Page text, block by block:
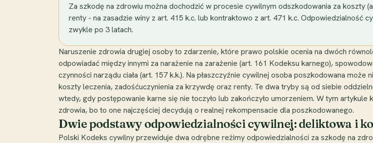
Za szkodę na zdrowiu można dochodzić w procesie cywilnym odszkodowania za koszty
renty - na zasadzie winy z art. 415 k.c. lub kontraktowo z art. 471 k.c. Odpowiedzialność
zwykle po 3 latach.
Naruszenie zdrowia drugiej osoby to zdarzenie, które prawo polskie ocenia na dwóch
odpowiadać między innymi za narażenie na zarażenie (art. 161 Kodeksu karnego),
czynności narządu ciała (art. 157 k.k.). Na płaszczyźnie cywilnej osoba poszkodowana
koszty leczenia, zadośćuczynienia za krzywdę oraz renty. Te dwa tryby są od siebie
wtedy, gdy postępowanie karne się nie toczyło lub zakończyło umorzeniem. W tym
zdrowia, bo to one najczęściej decydują o realnej rekompensacie dla poszkodowanego.
Dwie podstawy odpowiedzialności cywilnej: deliktowa i
Polski Kodeks cywilny przewiduje dwa odrębne reżimy odpowiedzialności za szkodę na